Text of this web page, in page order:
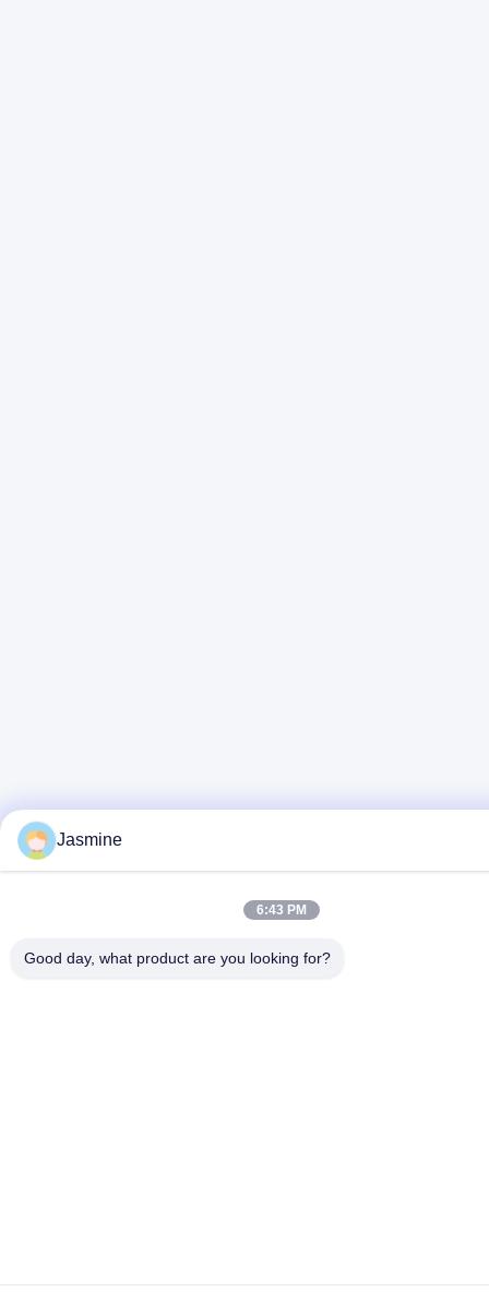
Jasmine
6:43 PM
Good day, what product are you looking for?